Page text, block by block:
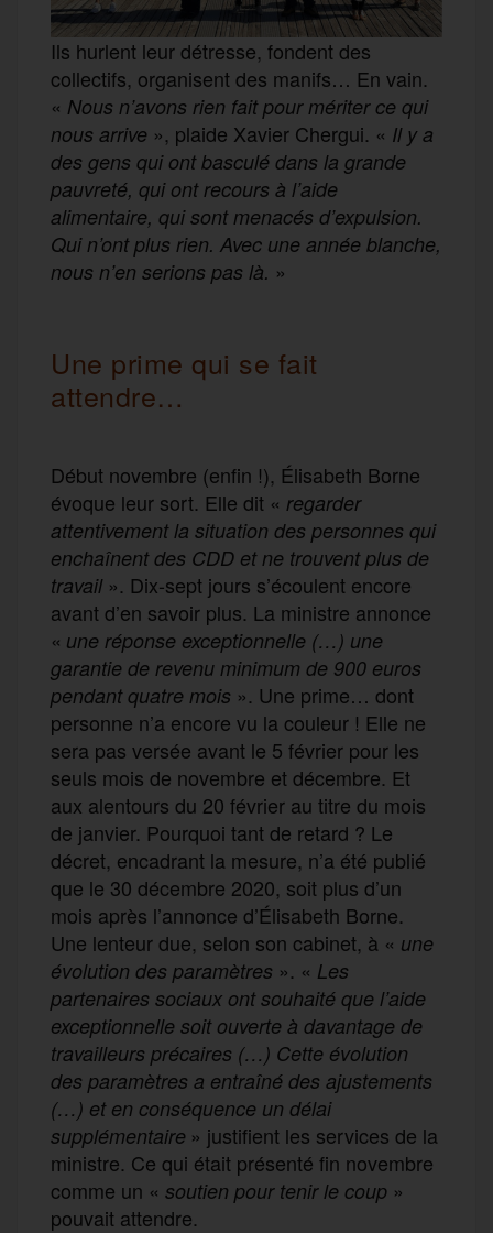
Ils hurlent leur détresse, fondent des
collectifs, organisent des manifs… En vain.
« Nous n’avons rien fait pour mériter ce qui
nous arrive », plaide Xavier Chergui. « Il y a
des gens qui ont basculé dans la grande
pauvreté, qui ont recours à l’aide
alimentaire, qui sont menacés d’expulsion.
Qui n’ont plus rien. Avec une année blanche,
nous n’en serions pas là. »
Une prime qui se fait
attendre…
Début novembre (enfin !), Élisabeth Borne
évoque leur sort. Elle dit « regarder
attentivement la situation des personnes qui
enchaînent des CDD et ne trouvent plus de
travail». Dix-sept jours s’écoulent encore
avant d’en savoir plus. La ministre annonce
« une réponse exceptionnelle (…) une
garantie de revenu minimum de 900 euros
pendant quatre mois ». Une prime… dont
personne n’a encore vu la couleur ! Elle ne
sera pas versée avant le 5 février pour les
seuls mois de novembre et décembre. Et
aux alentours du 20 février au titre du mois
de janvier. Pourquoi tant de retard ? Le
décret, encadrant la mesure, n’a été publié
que le 30 décembre 2020, soit plus d’un
mois après l’annonce d’Élisabeth Borne.
Une lenteur due, selon son cabinet, à « une
évolution des paramètres ». « Les
partenaires sociaux ont souhaité que l’aide
exceptionnelle soit ouverte à davantage de
travailleurs précaires (…) Cette évolution
des paramètres a entraîné des ajustements
(…) et en conséquence un délai
supplémentaire » justifient les services de la
ministre. Ce qui était présenté fin novembre
comme un « soutien pour tenir le coup »
pouvait attendre.